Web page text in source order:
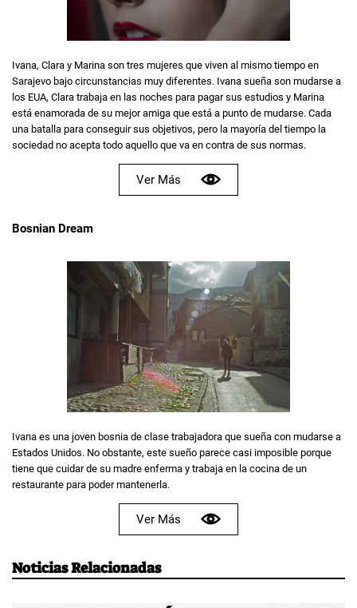
Ivana, Clara y Marina son tres mujeres que viven al mismo tiempo en
Sarajevo bajo circunstancias muy diferentes. Ivana sueña son mudarse a
los EUA, Clara trabaja en las noches para pagar sus estudios y Marina
está enamorada de su mejor amiga que está a punto de mudarse. Cada
una batalla para conseguir sus objetivos, pero la mayoría del tiempo la
sociedad no acepta todo aquello que va en contra de sus normas.
Ver Más
Bosnian Dream
Ivana es una joven bosnia de clase trabajadora que sueña con mudarse a
Estados Unidos. No obstante, este sueño parece casi imposible porque
tiene que cuidar de su madre enferma y trabaja en la cocina de un
restaurante para poder mantenerla.
Ver Más
Noticias Relacionadas